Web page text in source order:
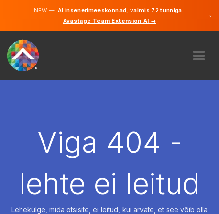
NEW —AI insenerimeeskonnad, valmis 72 tunniga.
Avastage Team Extension AI →
×
PALKAMAViga 404 -
lehte ei leitud
Lehekülge, mida otsisite, ei leitud, kui arvate, et see võib olla